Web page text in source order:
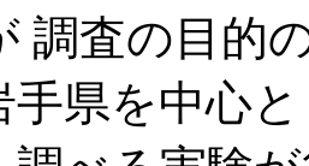
調査の目的
手県を中心